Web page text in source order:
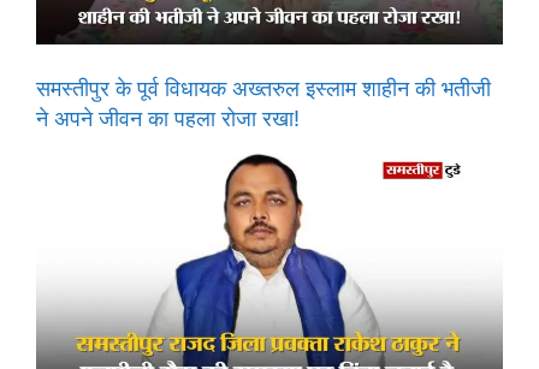
समस्तीपुर के पूर्व विधायक अख्तरुल इस्लाम शाहीन की भतीजी
ने अपने जीवन का पहला रोजा रखा!